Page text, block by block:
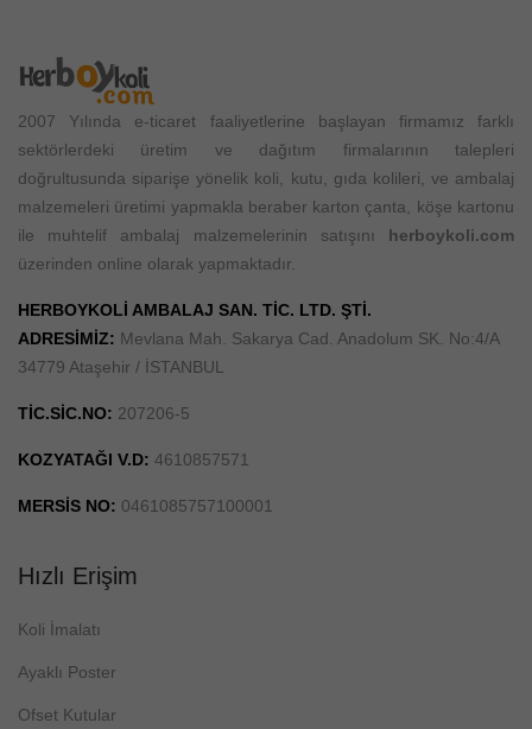
2007 Yılında e-ticaret faaliyetlerine başlayan firmamız farklı
sektörlerdeki üretim ve dağıtım firmalarının talepleri
doğrultusunda siparişe yönelik koli, kutu, gıda kolileri, ve ambalaj
malzemeleri üretimi yapmakla beraber karton çanta, köşe kartonu
ile muhtelif ambalaj malzemelerinin satışını herboykoli.com
üzerinden online olarak yapmaktadır.
HERBOYKOLİ AMBALAJ SAN. TİC. LTD. ŞTİ.
ADRESİMİZ: Mevlana Mah. Sakarya Cad. Anadolum SK. No:4/A
34779 Ataşehir / İSTANBUL
TİC.SİC.NO: 207206-5
KOZYATAĞI V.D: 4610857571
MERSİS NO: 0461085757100001
Hızlı Erişim
Koli İmalatı
Ayaklı Poster
Ofset Kutular